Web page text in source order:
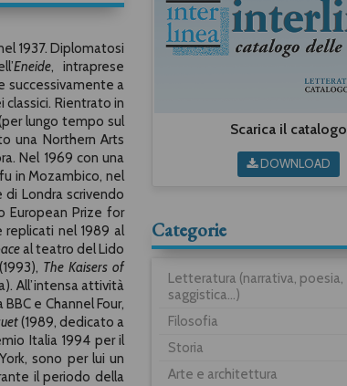
1937. Diplomatosi
Eneide, intraprese
successivamente a
Rientrato in
lungo tempo sul
una Northern Arts
Nel 1969 con una
in Mozambico, nel
Londra scrivendo
European Prize for
nel 1989 al
al teatro del Lido
The Kaisers of
All’intensa attività
e Channel Four,
(1989, dedicato a
Italia 1994 per il
sono per lui un
il periodo della
Scarica il catalogo
DOWNLOAD
Categorie
Letteratura (narrativa, poesia,
saggistica...)
Filosofia
Storia
Arte e architettura